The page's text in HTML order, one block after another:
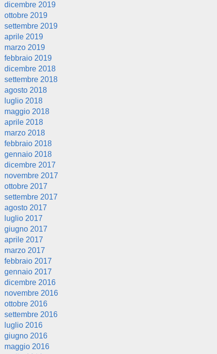
dicembre 2019
ottobre 2019
settembre 2019
aprile 2019
marzo 2019
febbraio 2019
dicembre 2018
settembre 2018
agosto 2018
luglio 2018
maggio 2018
aprile 2018
marzo 2018
febbraio 2018
gennaio 2018
dicembre 2017
novembre 2017
ottobre 2017
settembre 2017
agosto 2017
luglio 2017
giugno 2017
aprile 2017
marzo 2017
febbraio 2017
gennaio 2017
dicembre 2016
novembre 2016
ottobre 2016
settembre 2016
luglio 2016
giugno 2016
maggio 2016